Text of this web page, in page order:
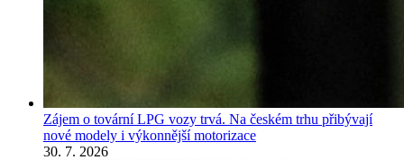
Zájem o tovární LPG vozy trvá. Na českém trhu přibývají
nové modely i výkonnější motorizace
30. 7. 2026